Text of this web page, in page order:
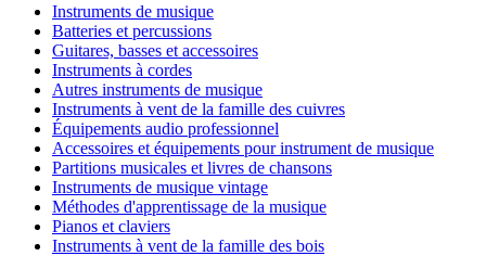
Instruments de musique
Batteries et percussions
Guitares, basses et accessoires
Instruments à cordes
Autres instruments de musique
Instruments à vent de la famille des cuivres
Équipements audio professionnel
Accessoires et équipements pour instrument de musique
Partitions musicales et livres de chansons
Instruments de musique vintage
Méthodes d'apprentissage de la musique
Pianos et claviers
Instruments à vent de la famille des bois